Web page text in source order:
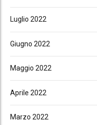
Luglio 2022
Giugno 2022
Maggio 2022
Aprile 2022
Marzo 2022